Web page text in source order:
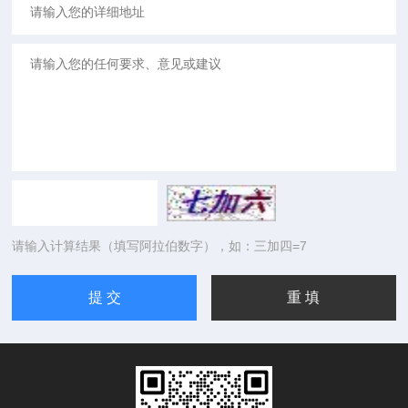
请输入计算结果（填写阿拉伯数字），如：三加四=7